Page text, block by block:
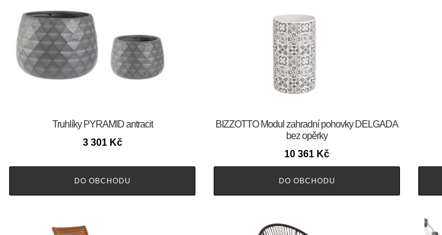
Truhlíky PYRAMID antracit
3 301 Kč
DO OBCHODU
BIZZOTTO Modul zahradní pohovky DELGADA
bez opěrky
10 361 Kč
DO OBCHODU